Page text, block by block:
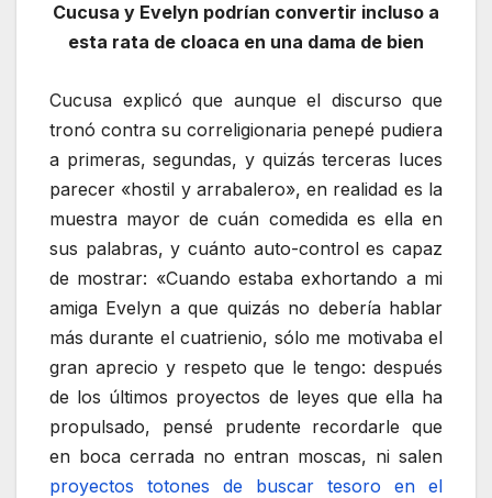
Cucusa y Evelyn podrían convertir incluso a
esta rata de cloaca en una dama de bien
Cucusa explicó que aunque el discurso que
tronó contra su correligionaria penepé pudiera
a primeras, segundas, y quizás terceras luces
parecer «hostil y arrabalero», en realidad es la
muestra mayor de cuán comedida es ella en
sus palabras, y cuánto auto-control es capaz
de mostrar: «Cuando estaba exhortando a mi
amiga Evelyn a que quizás no debería hablar
más durante el cuatrienio, sólo me motivaba el
gran aprecio y respeto que le tengo: después
de los últimos proyectos de leyes que ella ha
propulsado, pensé prudente recordarle que
en boca cerrada no entran moscas, ni salen
proyectos totones de buscar tesoro en el